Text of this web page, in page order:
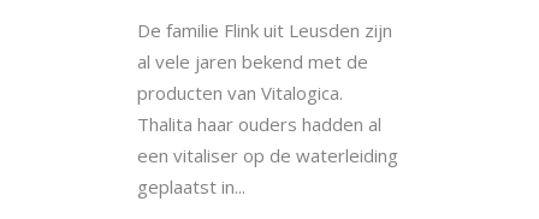
De familie Flink uit Leusden zijn
al vele jaren bekend met de
producten van Vitalogica.
Thalita haar ouders hadden al
een vitaliser op de waterleiding
geplaatst in